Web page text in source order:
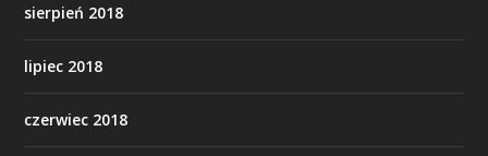
sierpień 2018
lipiec 2018
czerwiec 2018